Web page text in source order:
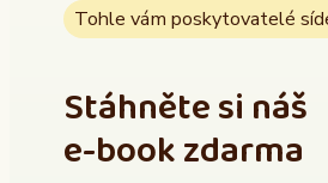
Tohle vám poskytovatelé
Stáhněte si náš
e-book zdarma